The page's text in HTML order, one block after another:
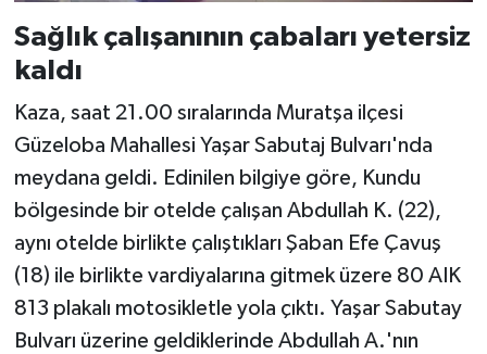
Sağlık çalışanının çabaları yetersiz
kaldı
Kaza, saat 21.00 sıralarında Muratşa ilçesi
Güzeloba Mahallesi Yaşar Sabutaj Bulvarı'nda
meydana geldi. Edinilen bilgiye göre, Kundu
bölgesinde bir otelde çalışan Abdullah K. (22),
aynı otelde birlikte çalıştıkları Şaban Efe Çavuş
(18) ile birlikte vardiyalarına gitmek üzere 80 AIK
813 plakalı motosikletle yola çıktı. Yaşar Sabutay
Bulvarı üzerine geldiklerinde Abdullah A.'nın